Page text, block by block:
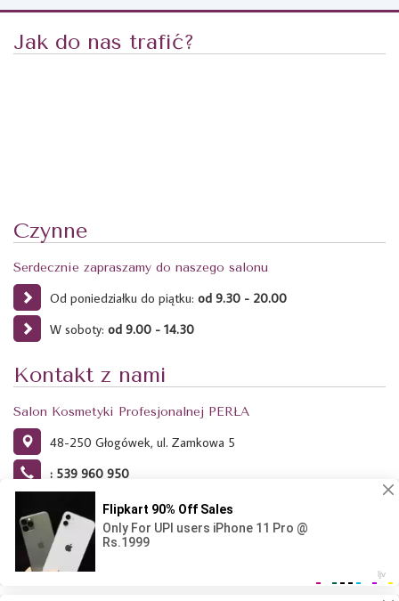
Jak do nas trafić?
Czynne
Serdecznie zapraszamy do naszego salonu
Od poniedziałku do piątku: od 9.30 - 20.00
W soboty: od 9.00 - 14.30
Kontakt z nami
Salon Kosmetyki Profesjonalnej PERŁA
48-250 Głogówek, ul. Zamkowa 5
: 539 960 950
Ta strona używa plików Cookies. Dowiedz się więcej o celu ich
używania i możliwości zmiany ustawień Cookies w przeglądarce.